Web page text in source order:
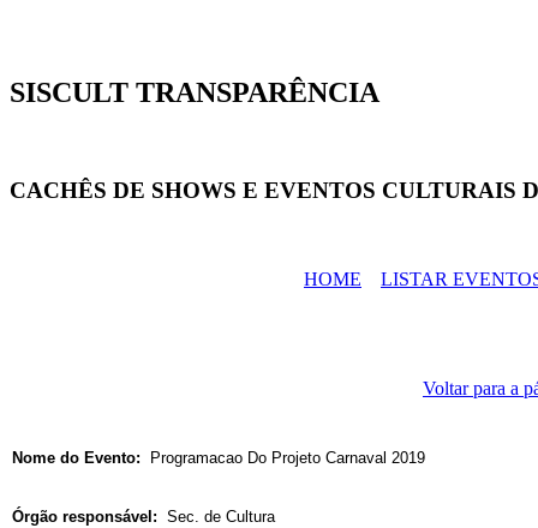
SISCULT TRANSPARÊNCIA
CACHÊS DE SHOWS E EVENTOS CULTURAIS
HOME LISTAR
Voltar para a
Nome do Evento: Programacao Do Projeto Carnaval 2019
Órgão responsável: Sec. de Cultura